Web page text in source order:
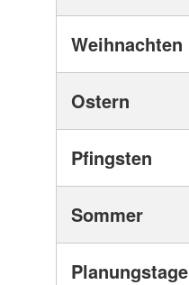
Weihnachten
Ostern
Pfingsten
Sommer
Planungstage